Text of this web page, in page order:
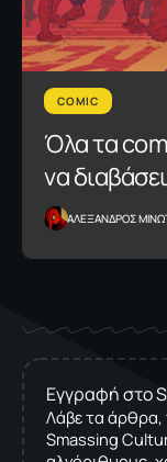
COMIC
Όλα τα
να
ΑΛΕΞΑΝΔΡΟΣ
Εγγραφή στο
Λάβε τα άρθρα,
Smassing